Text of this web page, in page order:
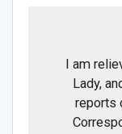
I am
Lady,
reports